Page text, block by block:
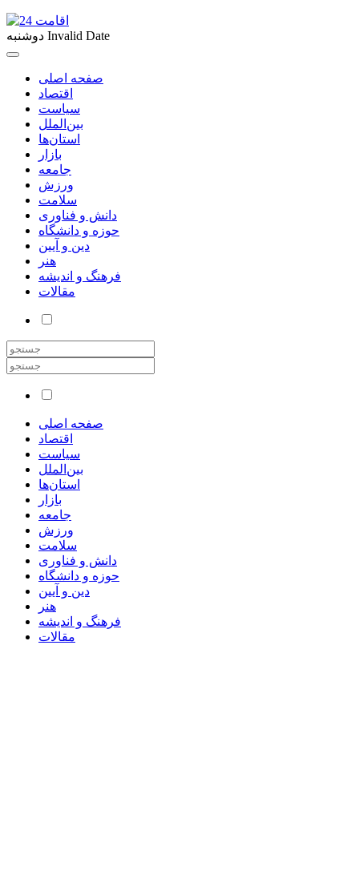
دوشنبه Invalid Date
صفحه اصلی
اقتصاد
سیاست
بین‌الملل
استان‌ها
بازار
جامعه
ورزش
سلامت
دانش و فناوری
حوزه و دانشگاه
دین و آیین
هنر
فرهنگ و اندیشه
مقالات
صفحه اصلی
اقتصاد
سیاست
بین‌الملل
استان‌ها
بازار
جامعه
ورزش
سلامت
دانش و فناوری
حوزه و دانشگاه
دین و آیین
هنر
فرهنگ و اندیشه
مقالات